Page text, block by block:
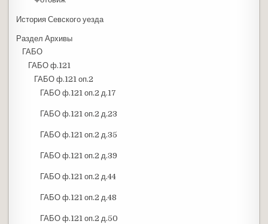
История Севского уезда
Раздел Архивы
ГАБО
ГАБО ф.121
ГАБО ф.121 оп.2
ГАБО ф.121 оп.2 д.17
ГАБО ф.121 оп.2 д.23
ГАБО ф.121 оп.2 д.35
ГАБО ф.121 оп.2 д.39
ГАБО ф.121 оп.2 д.44
ГАБО ф.121 оп.2 д.48
ГАБО ф.121 оп.2 д.50